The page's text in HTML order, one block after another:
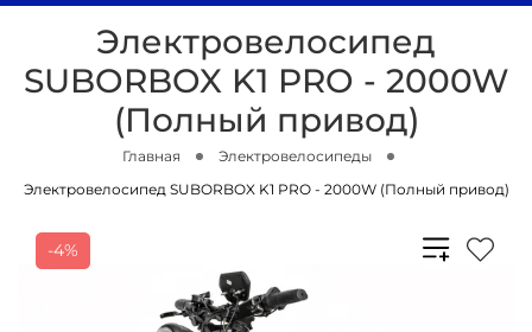
Электровелосипед
SUBORBOX K1 PRO - 2000W
(Полный привод)
Главная
Электровелосипеды
Электровелосипед SUBORBOX K1 PRO - 2000W (Полный привод)
-4%